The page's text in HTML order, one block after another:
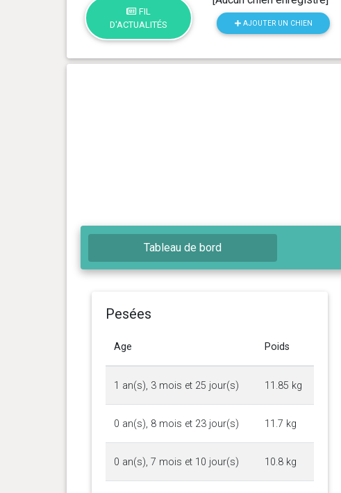
FIL
D'ACTUALITÉS
AJOUTER UN CHIEN
Tableau de bord
Pesées
Age Poids
1 an(s), 3 mois et 25 jour(s) 11.85 kg
0 an(s), 8 mois et 23 jour(s) 11.7 kg
0 an(s), 7 mois et 10 jour(s) 10.8 kg